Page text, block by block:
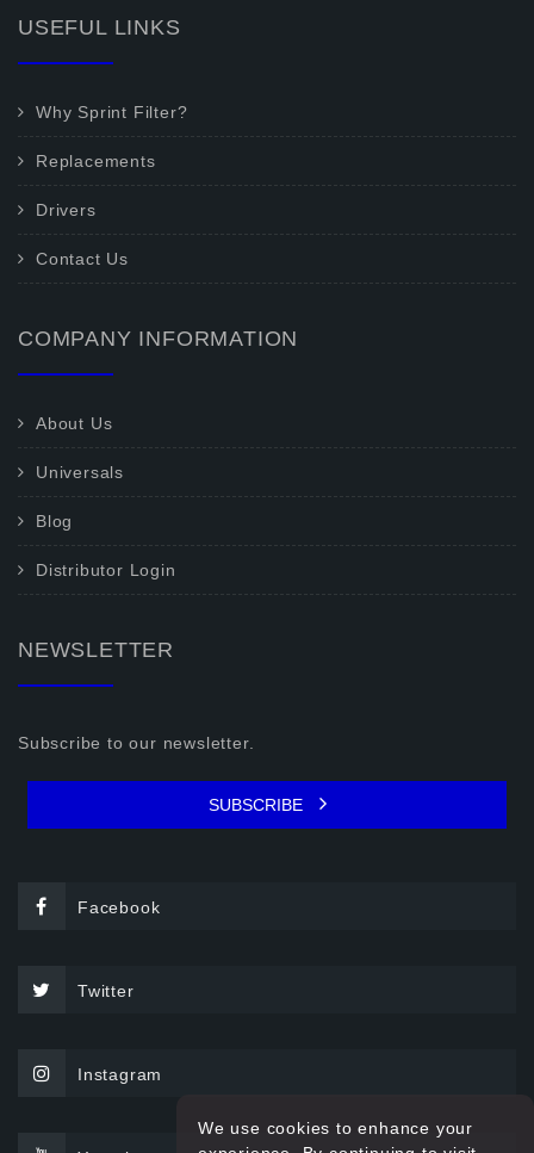
USEFUL LINKS
Why Sprint Filter?
Replacements
Drivers
Contact Us
COMPANY INFORMATION
About Us
Universals
Blog
Distributor Login
NEWSLETTER
Subscribe to our newsletter.
SUBSCRIBE
Facebook
Twitter
Instagram
We use cookies to enhance your